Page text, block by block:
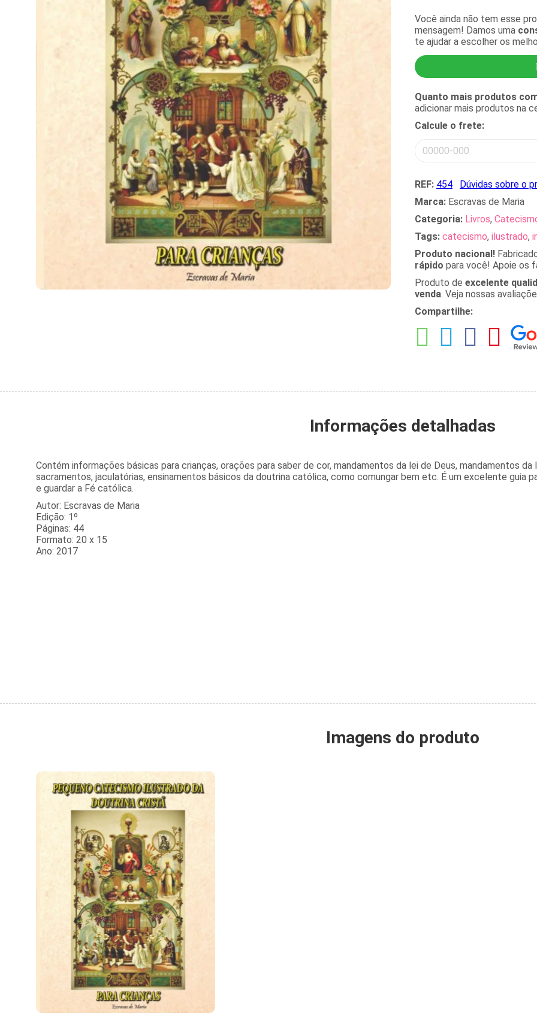
Você ainda não tem esse
mensagem! Damos uma
te ajudar a escolher os
Quanto mais produtos
adicionar mais produtos na
Calcule o frete:
REF: 454
Dúvidas sobre o
Marca: Escravas de Maria
Categoria: Livros,
Tags: catecismo, ilustrado,
Produto nacional!
rápido para você! Apoie os
Produto de excelente
venda. Veja nossas
Compartilhe:
Informações detalhadas
Contém informações básicas para crianças, orações para saber de cor, mandamentos da lei de Deus, mandamentos da
sacramentos, jaculatórias, ensinamentos básicos da doutrina católica, como comungar bem etc. É um excelente guia
e guardar a Fé católica.
Autor: Escravas de Maria
Edição: 1º
Páginas: 44
Formato: 20 x 15
Ano: 2017
Imagens do produto